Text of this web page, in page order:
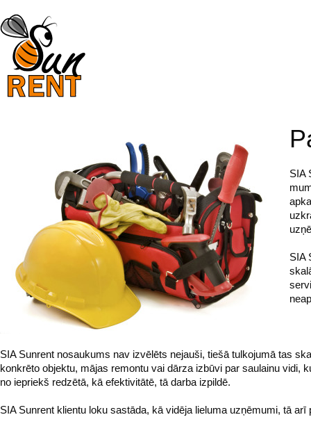
SIA
SIA
SIA Sunrent nosaukums nav izvēlēts nejauši, tiešā tulkojumā tas
konkrēto objektu, mājas remontu vai dārza izbūvi par saulainu vidi,
no iepriekš redzētā, kā efektivitātē, tā darba izpildē.
SIA Sunrent klientu loku sastāda, kā vidēja lieluma uzņēmumi, tā